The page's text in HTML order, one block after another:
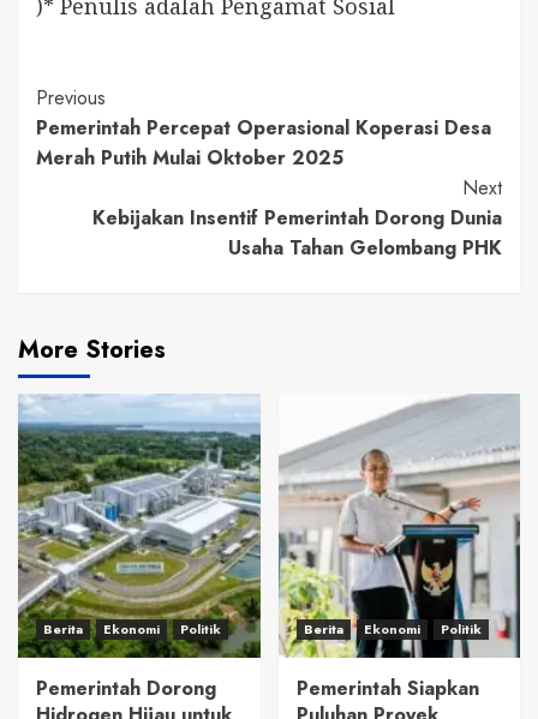
)* Penulis adalah Pengamat Sosial
Continue
Reading
Previous
Pemerintah Percepat Operasional Koperasi Desa
Merah Putih Mulai Oktober 2025
Next
Kebijakan Insentif Pemerintah Dorong Dunia
Usaha Tahan Gelombang PHK
More Stories
Berita Ekonomi Politik
Pemerintah Dorong
Berita Ekonomi Politik
Pemerintah Siapkan